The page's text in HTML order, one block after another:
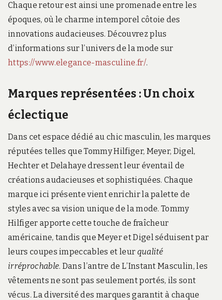
Chaque retour est ainsi une promenade entre les
époques, où le charme intemporel côtoie des
innovations audacieuses. Découvrez plus
d’informations sur l’univers de la mode sur
https://www.elegance-masculine.fr/.
Marques représentées : Un choix
éclectique
Dans cet espace dédié au chic masculin, les marques
réputées telles que Tommy Hilfiger, Meyer, Digel,
Hechter et Delahaye dressent leur éventail de
créations audacieuses et sophistiquées. Chaque
marque ici présente vient enrichir la palette de
styles avec sa vision unique de la mode. Tommy
Hilfiger apporte cette touche de fraîcheur
américaine, tandis que Meyer et Digel séduisent par
leurs coupes impeccables et leur qualité
irréprochable. Dans l’antre de L’Instant Masculin, les
vêtements ne sont pas seulement portés, ils sont
vécus. La diversité des marques garantit à chaque